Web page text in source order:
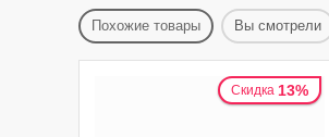
Похожие товары Вы смотрели
Скидка 13%